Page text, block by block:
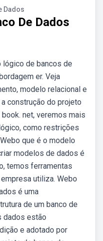
Dados
De Dados
lógico de bancos de
er. Veja
modelo relacional e
construção do projeto
net, veremos mais
como restrições
que é o modelo
modelos de dados é
temos ferramentas
utiliza. Webo
é uma
de um banco de
dados estão
e adotado por